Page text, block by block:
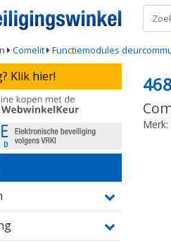
Comelit Functiemodules
Klik hier!
Merk: